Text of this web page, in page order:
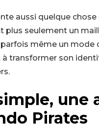
aussi quelque
plus seulement un
même un mode
transformer son
Pirates